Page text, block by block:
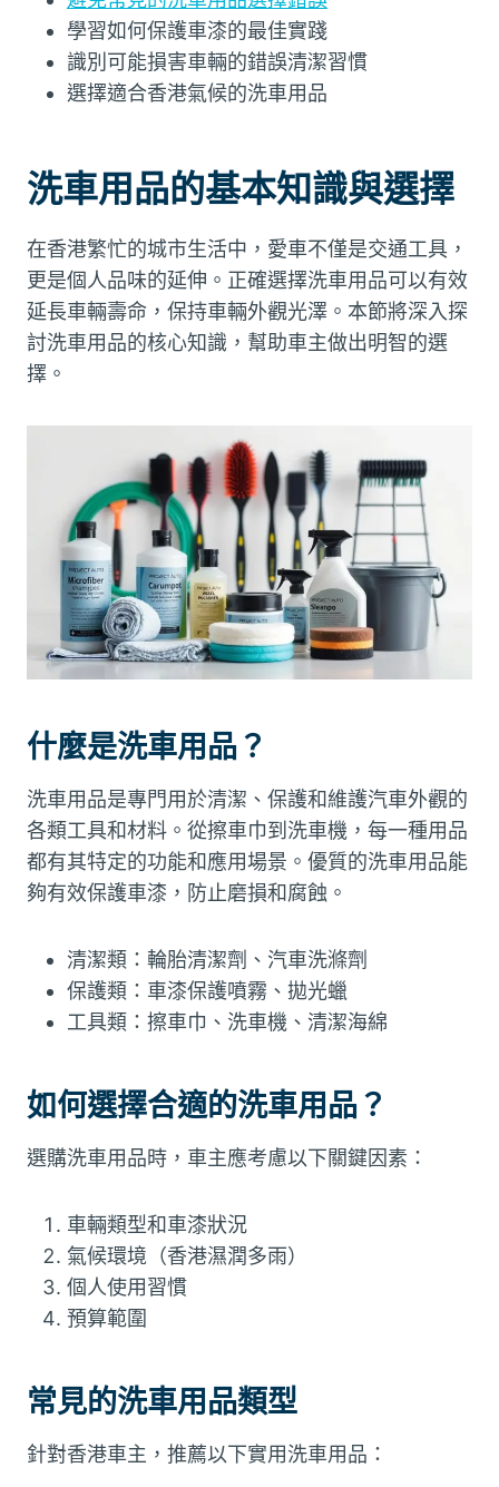
學習如何保護車漆的最佳實踐
識別可能損害車輛的錯誤清潔習慣
選擇適合香港氣候的洗車用品
洗車用品的基本知識與選擇
在香港繁忙的城市生活中，愛車不僅是交通工具，
更是個人品味的延伸。正確選擇洗車用品可以有效
延長車輛壽命，保持車輛外觀光澤。本節將深入探
討洗車用品的核心知識，幫助車主做出明智的選
擇。
什麼是洗車用品？
洗車用品是專門用於清潔、保護和維護汽車外觀的
各類工具和材料。從擦車巾到洗車機，每一種用品
都有其特定的功能和應用場景。優質的洗車用品能
夠有效保護車漆，防止磨損和腐蝕。
清潔類：輪胎清潔劑、汽車洗滌劑
保護類：車漆保護噴霧、拋光蠟
工具類：擦車巾、洗車機、清潔海綿
如何選擇合適的洗車用品？
選購洗車用品時，車主應考慮以下關鍵因素：
車輛類型和車漆狀況
氣候環境（香港濕潤多雨）
個人使用習慣
預算範圍
常見的洗車用品類型
針對香港車主，推薦以下實用洗車用品：